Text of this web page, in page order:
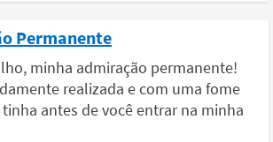
Permanente
minha admiração permanente!
realizada e com uma fome
antes de você entrar na minha